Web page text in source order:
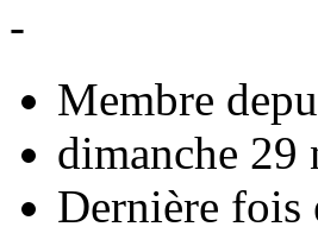
-
Membre
dimanche 29
Dernière fois